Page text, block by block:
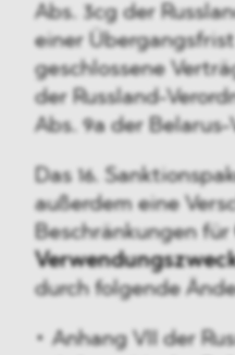
Abs. 3cg der
einer
geschlossene
der Russland-
Abs. 9a der Belarus-
Das 16.
außerdem eine
Beschränkungen für
durch folgende
Anhang VII der